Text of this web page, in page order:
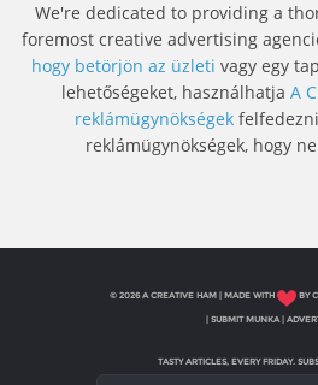
We're dedicated to providing a
foremost creative advertising
hogy betörjön az üzleti vagy egy
lehetőségeket, használhatja A
reklámügynökségek
reklámügynökségek, hogy
© 2026 A CREATIVE HAM | MADE WITH BY
SUBMIT MUNKA|
TASTY ARTICLES, EVERY FRIDAY.